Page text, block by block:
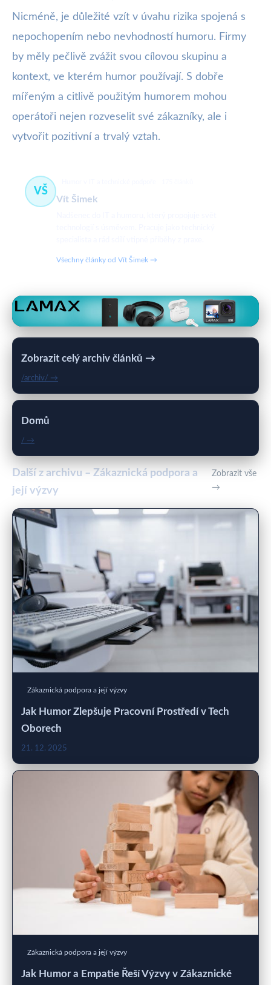
Nicméně, je důležité vzít v úvahu rizika spojená s
nepochopením nebo nevhodností humoru. Firmy
by měly pečlivě zvážit svou cílovou skupinu a
kontext, ve kterém humor používají. S dobře
mířeným a citlivě použitým humorem mohou
operátoři nejen rozveselit své zákazníky, ale i
vytvořit pozitivní a trvalý vztah.
VŠ
Vít Šimek
Všechny články od Vít Šimek →
Zobrazit celý archiv článků →
/archiv/ →
Domů
/ →
Další z archivu – Zákaznická podpora a
její výzvy
Zobrazit vše
→
Zákaznická podpora a její výzvy
Jak Humor Zlepšuje Pracovní Prostředí v Tech
Oborech
21. 12. 2025
Zákaznická podpora a její výzvy
Jak Humor a Empatie Řeší Výzvy v Zákaznické